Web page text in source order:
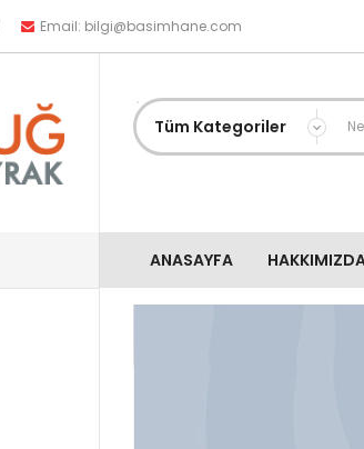
Email: bilgi@basimhane.com
ANASAYFA